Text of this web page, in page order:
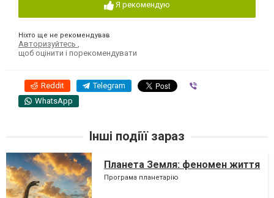
Я рекомендую
Ніхто ще не рекомендував
Авторизуйтесь
щоб оцінити і порекомендувати
Reddit Telegram
WhatsApp
Інші подіїї зараз
Планета Земля: феномен життя
Програма планетарію